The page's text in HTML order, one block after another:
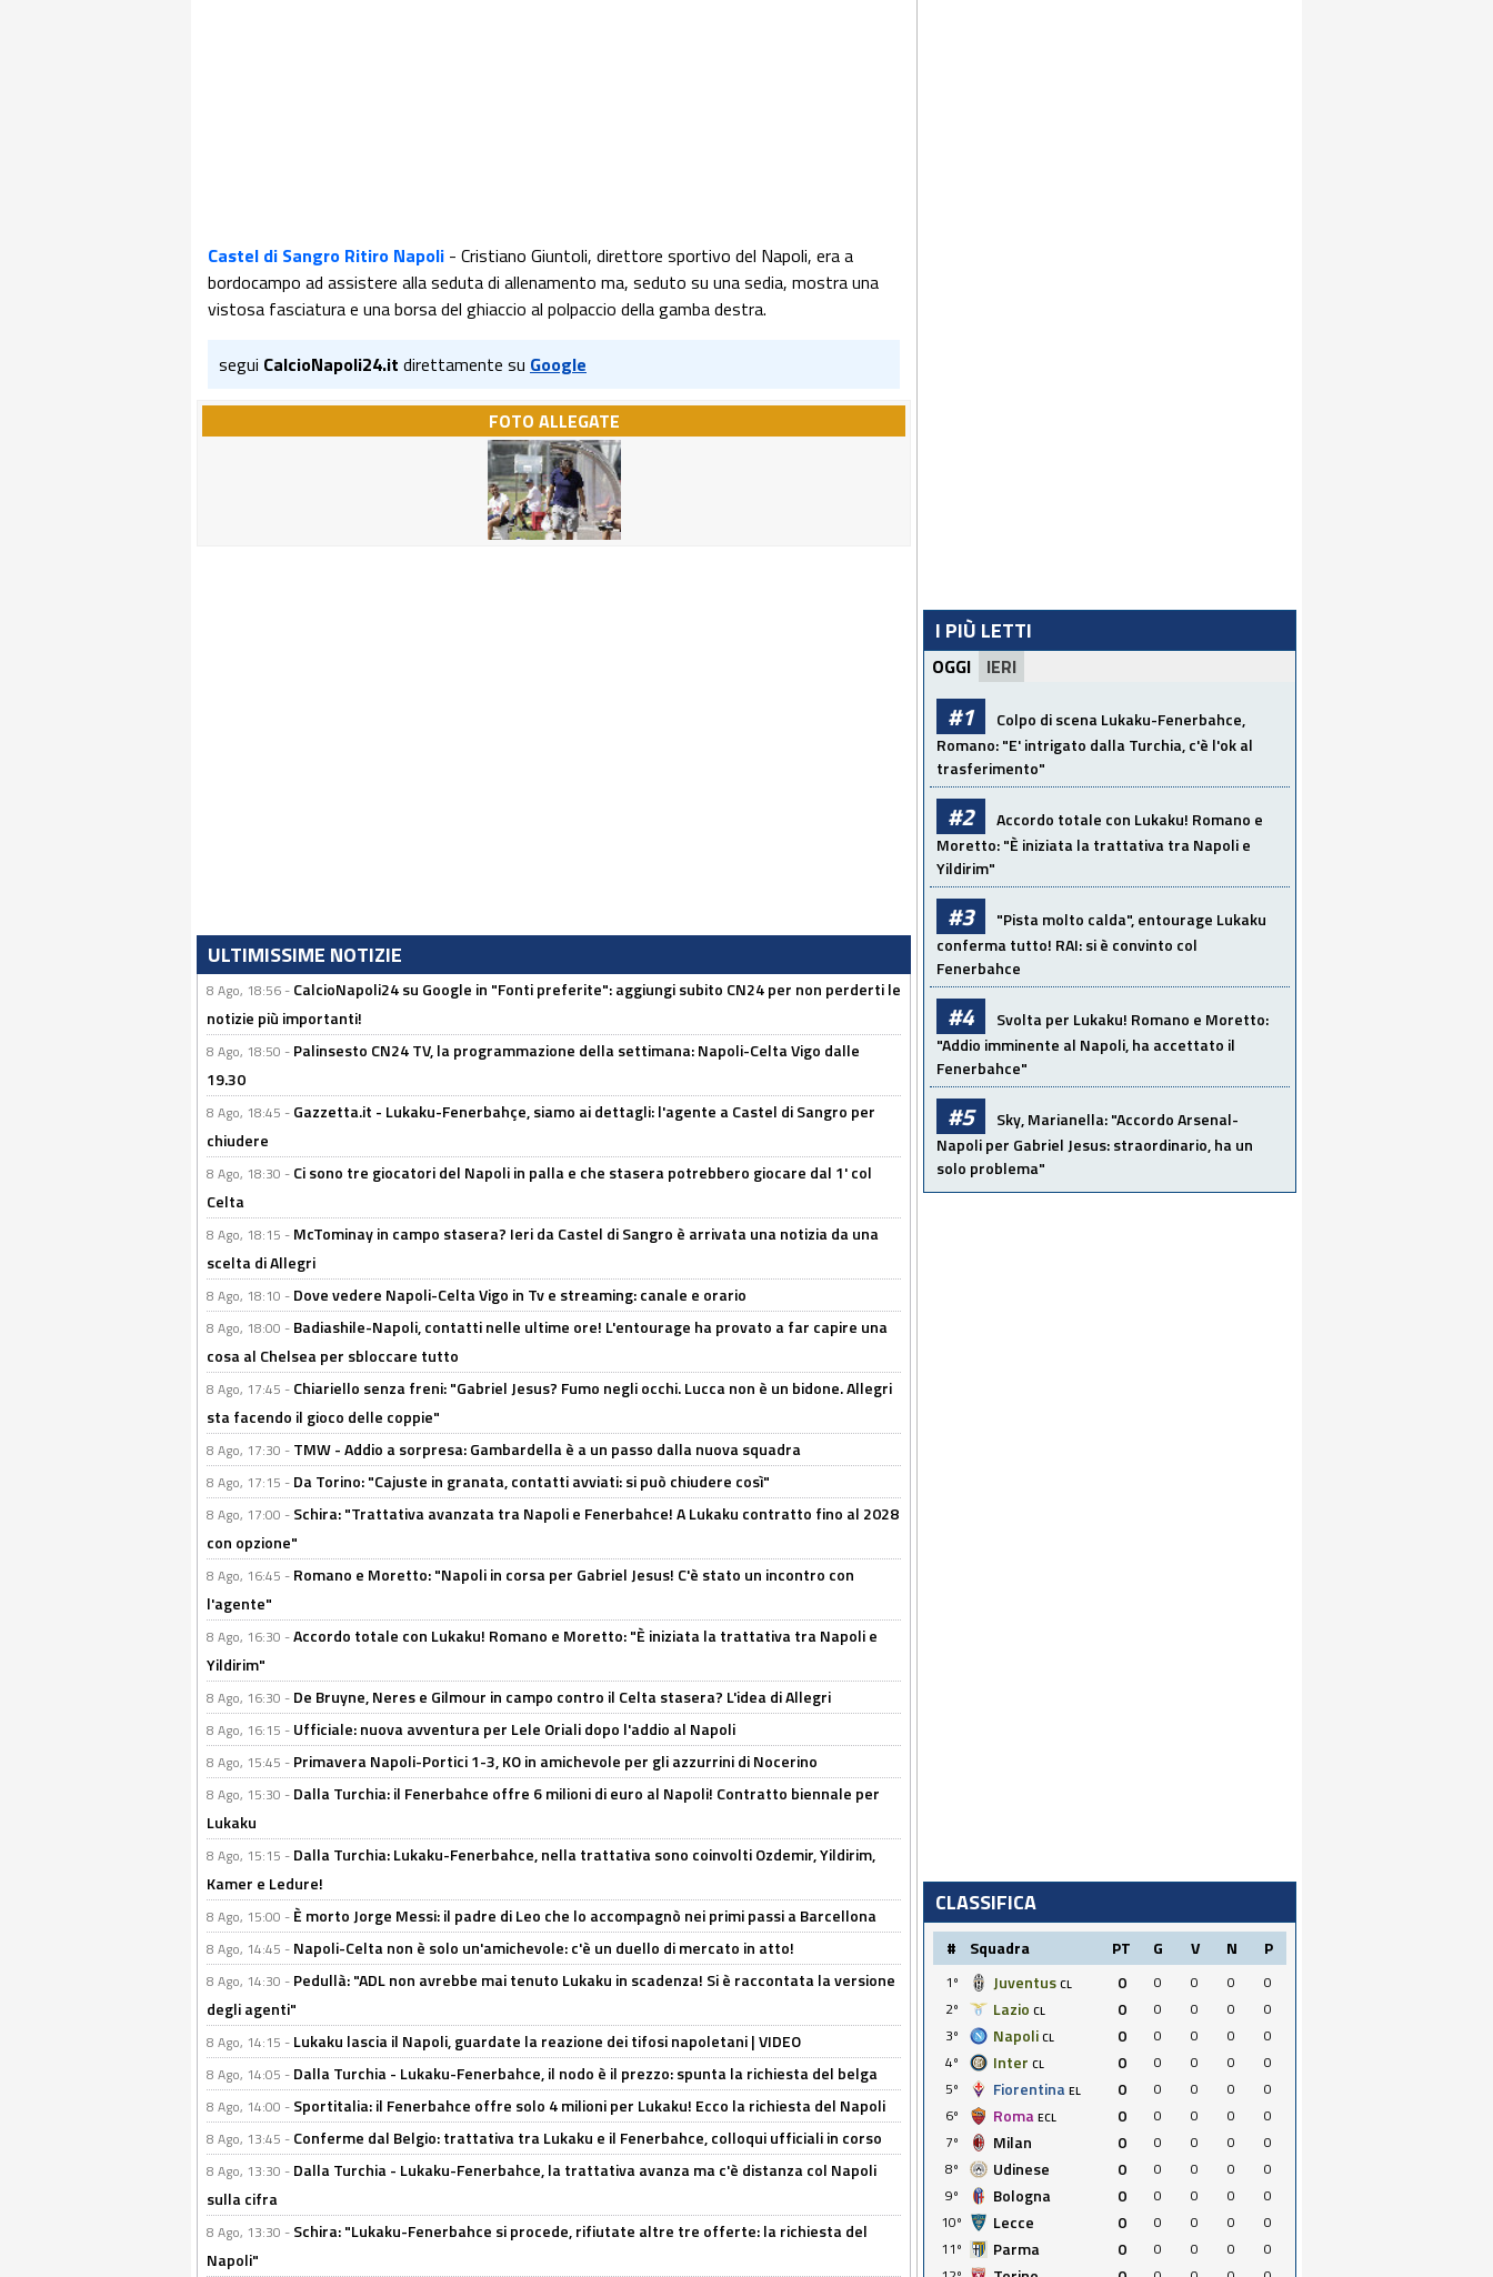
Castel di Sangro Ritiro Napoli - Cristiano Giuntoli, direttore sportivo del Napoli, era a
bordocampo ad assistere alla seduta di allenamento ma, seduto su una sedia, mostra una
vistosa fasciatura e una borsa del ghiaccio al polpaccio della gamba destra.
segui CalcioNapoli24.it direttamente su Google
FOTO ALLEGATE
ULTIMISSIME NOTIZIE
8 Ago, 18:56 - CalcioNapoli24 su Google in "Fonti preferite": aggiungi subito CN24 per non perderti le
notizie più importanti!
8 Ago, 18:50 - Palinsesto CN24 TV, la programmazione della settimana: Napoli-Celta Vigo dalle
19.30
8 Ago, 18:45 - Gazzetta.it - Lukaku-Fenerbahçe, siamo ai dettagli: l'agente a Castel di Sangro per
chiudere
8 Ago, 18:30 - Ci sono tre giocatori del Napoli in palla e che stasera potrebbero giocare dal 1' col
Celta
8 Ago, 18:15 - McTominay in campo stasera? Ieri da Castel di Sangro è arrivata una notizia da una
scelta di Allegri
8 Ago, 18:10 - Dove vedere Napoli-Celta Vigo in Tv e streaming: canale e orario
8 Ago, 18:00 - Badiashile-Napoli, contatti nelle ultime ore! L'entourage ha provato a far capire una
cosa al Chelsea per sbloccare tutto
8 Ago, 17:45 - Chiariello senza freni: "Gabriel Jesus? Fumo negli occhi. Lucca non è un bidone. Allegri
sta facendo il gioco delle coppie"
8 Ago, 17:30 - TMW - Addio a sorpresa: Gambardella è a un passo dalla nuova squadra
8 Ago, 17:15 - Da Torino: "Cajuste in granata, contatti avviati: si può chiudere così"
8 Ago, 17:00 - Schira: "Trattativa avanzata tra Napoli e Fenerbahce! A Lukaku contratto fino al 2028
con opzione"
8 Ago, 16:45 - Romano e Moretto: "Napoli in corsa per Gabriel Jesus! C'è stato un incontro con
l'agente"
8 Ago, 16:30 -Accordo totale con Lukaku! Romano e Moretto: "È iniziata la trattativa tra Napoli e
Yildirim"
8 Ago, 16:30 - De Bruyne, Neres e Gilmour in campo contro il Celta stasera? L'idea di Allegri
8 Ago, 16:15 - Ufficiale: nuova avventura per Lele Oriali dopo l'addio al Napoli
8 Ago, 15:45 - Primavera Napoli-Portici 1-3, KO in amichevole per gli azzurrini di Nocerino
8 Ago, 15:30 - Dalla Turchia: il Fenerbahce offre 6 milioni di euro al Napoli! Contratto biennale per
Lukaku
8 Ago, 15:15 - Dalla Turchia: Lukaku-Fenerbahce, nella trattativa sono coinvolti Ozdemir, Yildirim,
Kamer e Ledure!
8 Ago, 15:00 - È morto Jorge Messi: il padre di Leo che lo accompagnò nei primi passi a Barcellona
8 Ago, 14:45 - Napoli-Celta non è solo un'amichevole: c'è un duello di mercato in atto!
8 Ago, 14:30 - Pedullà: "ADL non avrebbe mai tenuto Lukaku in scadenza! Si è raccontata la versione
degli agenti"
8 Ago, 14:15 - Lukaku lascia il Napoli, guardate la reazione dei tifosi napoletani | VIDEO
8 Ago, 14:05 - Dalla Turchia - Lukaku-Fenerbahce, il nodo è il prezzo: spunta la richiesta del belga
8 Ago, 14:00 - Sportitalia: il Fenerbahce offre solo 4 milioni per Lukaku! Ecco la richiesta del Napoli
8 Ago, 13:45 - Conferme dal Belgio: trattativa tra Lukaku e il Fenerbahce, colloqui ufficiali in corso
8 Ago, 13:30 - Dalla Turchia - Lukaku-Fenerbahce, la trattativa avanza ma c'è distanza col Napoli
sulla cifra
8 Ago, 13:30 - Schira: "Lukaku-Fenerbahce si procede, rifiutate altre tre offerte: la richiesta del
Napoli"
I PIÙ LETTI
OGGI IERI
#1
Colpo di scena Lukaku-Fenerbahce,
Romano: "E' intrigato dalla Turchia, c'è l'ok al
trasferimento"
#2
Accordo totale con Lukaku! Romano e
Moretto: "È iniziata la trattativa tra Napoli e
Yildirim"
#3
"Pista molto calda", entourage Lukaku
conferma tutto! RAI: si è convinto col
Fenerbahce
#4
Svolta per Lukaku! Romano e Moretto:
"Addio imminente al Napoli, ha accettato il
Fenerbahce"
#5
Sky, Marianella: "Accordo Arsenal-
Napoli per Gabriel Jesus: straordinario, ha un
solo problema"
CLASSIFICA
# Squadra PT G V N P
1º Juventus CL 0 0 0 0
0
2º
Lazio CL 0 0 0 0
0
3º
Napoli CL 0 0 0 0
0
4º
Inter CL 0 0 0 0
0
5º
Fiorentina EL 0 0 0 0
0
6º
Roma ECL 0 0 0 0
0
7º
Milan 0 0 0 0
0
8º
Udinese 0 0 0 0
0
9º
Bologna 0 0 0 0
0
10º
Lecce 0 0 0 0
0
11º
Parma 0 0 0 0
0